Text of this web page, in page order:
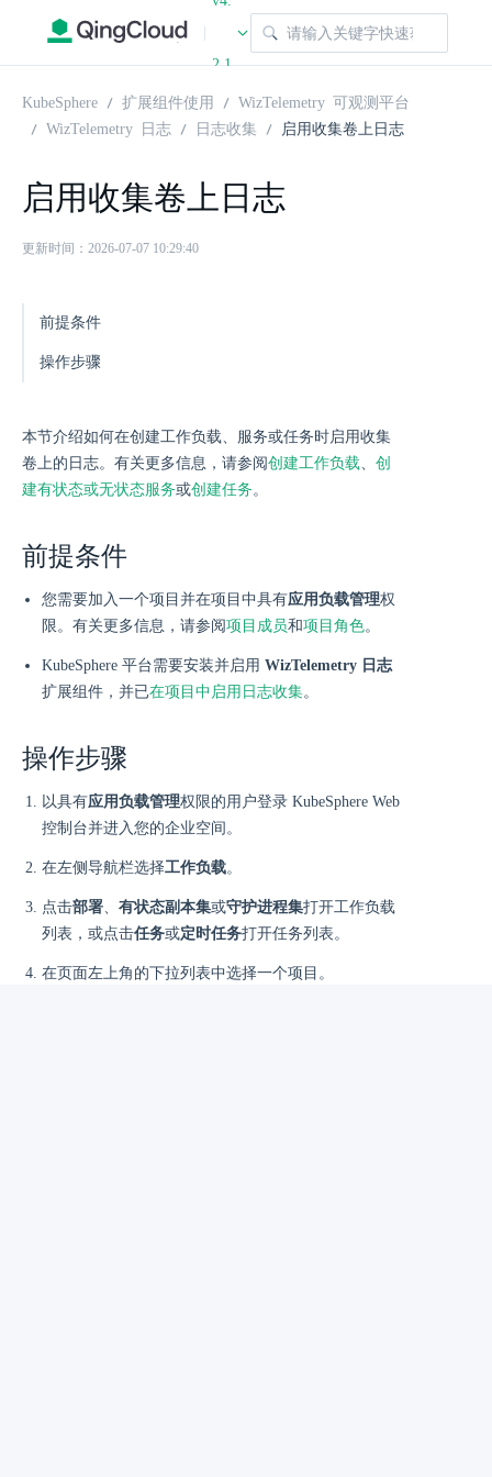
|
2.1
KubeSphere 扩展组件使用
WizTelemetry 可观测平台
WizTelemetry 日志
日志收集 启用收集卷上日志
启用收集卷上日志
更新时间：2026-07-07 10:29:40
前提条件
操作步骤
本节介绍如何在创建工作负载、服务或任务时启用收集
卷上的日志。有关更多信息，请参阅创建工作负载、 创
建有状态或无状态服务或创建任务。
前提条件
您需要加入一个项目并在项目中具有应用负载管理权
限。有关更多信息，请参阅项目成员和项目角色。
KubeSphere 平台需要安装并启用 WizTelemetry 日志
扩展组件，并已在项目中启用日志收集。
操作步骤
以具有应用负载管理权限的用户登录 KubeSphere Web
控制台并进入您的企业空间。
在左侧导航栏选择工作负载。
点击部署、 有状态副本集或守护进程集打开工作负载
列表，或点击任务或定时任务打开任务列表。
在页面左上角的下拉列表中选择一个项目。